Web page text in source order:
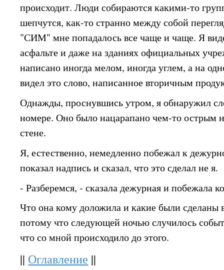
происходит. Люди собираются какими-то
шепчутся, как-то странно между собой
"СИМ" мне попадалось все чаще и чаще. Я
асфальте и даже на зданиях официальных
написано иногда мелом, иногда углем, а на
видел это слово, написанное вторичным
Однажды, проснувшись утром, я обнаружил
номере. Оно было нацарапано чем-то острым
стене.
Я, естественно, немедленно побежал к
показал надпись и сказал, что это сделал не я.
- Разберемся, - сказала дежурная и побежала
Что она кому доложила и какие были сделаны
потому что следующей ночью случилось
что со мной происходило до этого.
|| Оглавление ||